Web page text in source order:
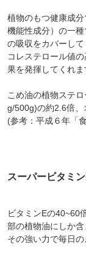
植物のもつ健康成
機能性成分）の一
の吸収をカバーして
コレステロール値
果を発揮してくれま
こめ油の植物ステ
g/500g)の約2.6倍、
(参考：平成６年「
スーパービタミ
ビタミンEの40~60
部の植物油にしか含
その強い力で毎日